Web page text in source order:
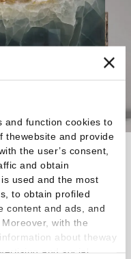
and function cookies to
thewebsite and provide
the user’s consent,
and obtain
used and the most
to obtain profiled
content and ads, and
with the
about theway
and social
llevar a cabo
de vida a
maestra.